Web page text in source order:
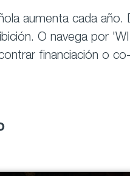
aumenta cada año.
O navega por
financiación o